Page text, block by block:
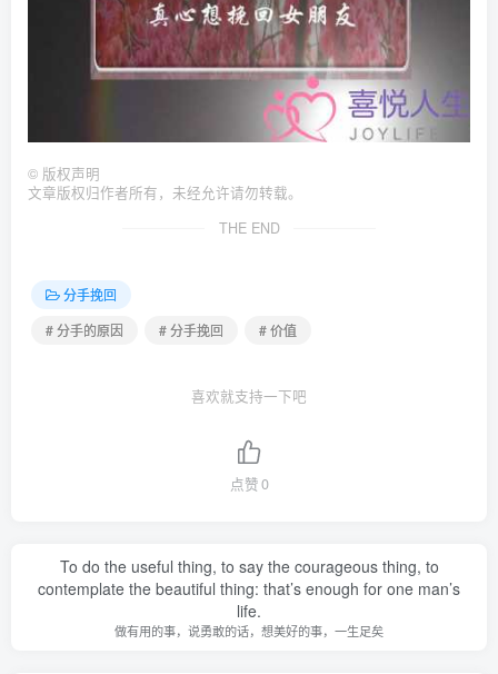
© 版权声明
文章版权归作者所有，未经允许请勿转载。
THE END
分手挽回
# 分手的原因
# 分手挽回 # 价值
喜欢就支持一下吧
点赞0
To do the useful thing, to say the courageous thing, to
contemplate the beautiful thing: that’s enough for one man’s
life.
做有用的事，说勇敢的话，想美好的事，一生足矣